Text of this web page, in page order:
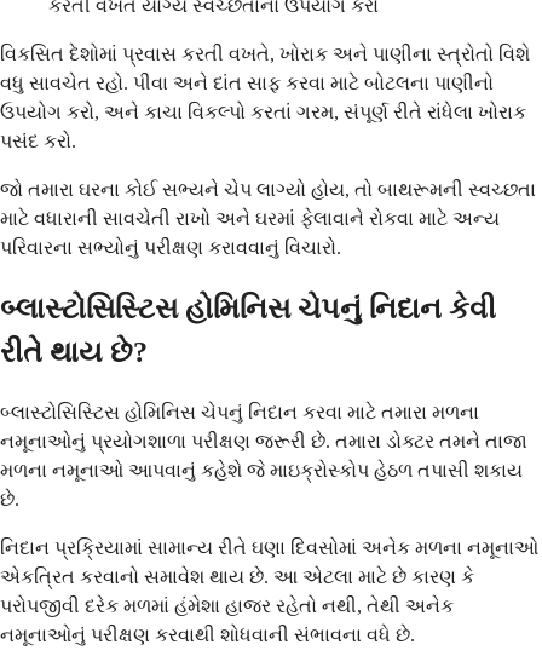
કરતી વખતે યોગ્ય સ્વચ્છતાનો ઉપયોગ કરો
વિકસિત દેશોમાં પ્રવાસ કરતી વખતે, ખોરાક અને પાણીના સ્ત્રોતો વિશે
વધુ સાવચેત રહો. પીવા અને દાંત સાફ કરવા માટે બોટલના પાણીનો
ઉપયોગ કરો, અને કાચા વિકલ્પો કરતાં ગરમ, સંપૂર્ણ રીતે રાંધેલા ખોરાક
પસંદ કરો.
જો તમારા ઘરના કોઈ સભ્યને ચેપ લાગ્યો હોય, તો બાથરૂમની સ્વચ્છતા
માટે વધારાની સાવચેતી રાખો અને ઘરમાં ફેલાવાને રોકવા માટે અન્ય
પરિવારના સભ્યોનું પરીક્ષણ કરાવવાનું વિચારો.
બ્લાસ્ટોસિસ્ટિસ હોમિનિસ ચેપનું નિદાન કેવી
રીતે થાય છે?
બ્લાસ્ટોસિસ્ટિસ હોમિનિસ ચેપનું નિદાન કરવા માટે તમારા મળના
નમૂનાઓનું પ્રયોગશાળા પરીક્ષણ જરૂરી છે. તમારા ડોક્ટર તમને તાજા
મળના નમૂનાઓ આપવાનું કહેશે જે માઇક્રોસ્કોપ હેઠળ તપાસી શકાય
છે.
નિદાન પ્રક્રિયામાં સામાન્ય રીતે ઘણા દિવસોમાં અનેક મળના નમૂનાઓ
એકત્રિત કરવાનો સમાવેશ થાય છે. આ એટલા માટે છે કારણ કે
પરોપજીવી દરેક મળમાં હંમેશા હાજર રહેતો નથી, તેથી અનેક
નમૂનાઓનું પરીક્ષણ કરવાથી શોધવાની સંભાવના વધે છે.